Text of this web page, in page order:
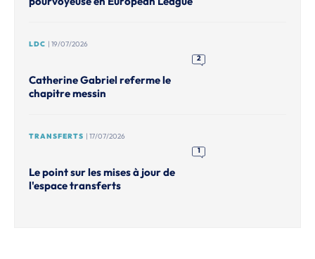
LDC | 19/07/2026
2
Catherine Gabriel referme le
chapitre messin
TRANSFERTS | 17/07/2026
1
Le point sur les mises à jour de
l'espace transferts